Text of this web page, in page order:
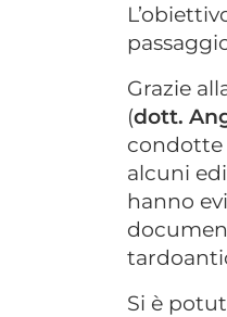
Grazie
(dott.
condotte
alcuni
hanno
Si è